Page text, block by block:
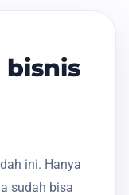
ini. Hanya
sudah bisa